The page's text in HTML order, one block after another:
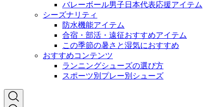
バレーボール男子日本代表応援アイテム
シーズナリティ
防水機能アイテム
合宿・部活・遠征おすすめアイテム
この季節の暑さと湿気におすすめ
おすすめコンテンツ
ランニングシューズの選び方
スポーツ別プレー別シューズ